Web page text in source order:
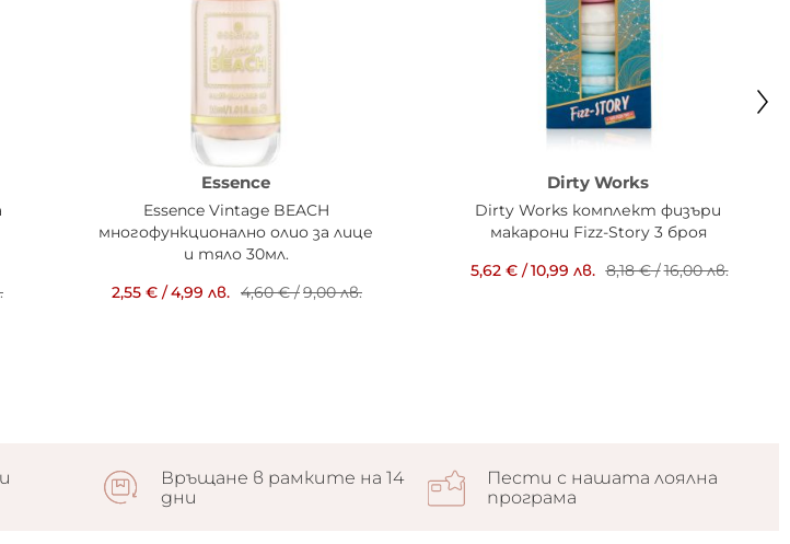
Essence
Essence Vintage BEACH
многофункционално олио за лице
и тяло 30мл.
2,55 € /4,99 лв. 4,60 €/9,00 лв.
Dirty Works
Dirty Works комплект физъри
макарони Fizz-Story 3 броя
5,62 €/10,99 лв. 8,18 €/16,00 лв.
Връщане в рамките на 14
дни
Пести с нашата лоялна
програма